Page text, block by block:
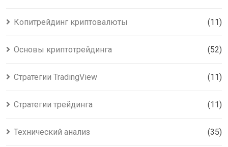
Копитрейдинг криптовалюты (11)
Основы криптотрейдинга (52)
Стратегии TradingView (11)
Стратегии трейдинга (11)
Технический анализ (35)